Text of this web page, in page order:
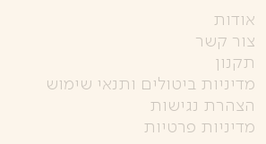
אודות
צור קשר
תקנון
מדיניות ביטולים ותנאי שימוש
הצהרת נגישות
מדיניות פרטיות